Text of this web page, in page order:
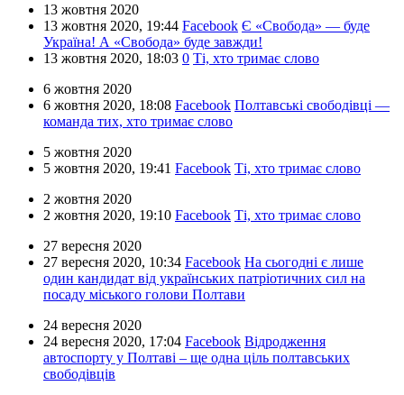
13 жовтня 2020
13 жовтня 2020, 19:44 Facebook Є «Свобода» — буде
Україна! А «Свобода» буде завжди!
13 жовтня 2020, 18:03 0 Ті, хто тримає слово
6 жовтня 2020
6 жовтня 2020, 18:08 Facebook Полтавські свободівці —
команда тих, хто тримає слово
5 жовтня 2020
5 жовтня 2020, 19:41 Facebook Ті, хто тримає слово
2 жовтня 2020
2 жовтня 2020, 19:10 Facebook Ті, хто тримає слово
27 вересня 2020
27 вересня 2020, 10:34 Facebook На сьогодні є лише
один кандидат від українських патріотичних сил на
посаду міського голови Полтави
24 вересня 2020
24 вересня 2020, 17:04 Facebook Відродження
автоспорту у Полтаві – ще одна ціль полтавських
свободівців